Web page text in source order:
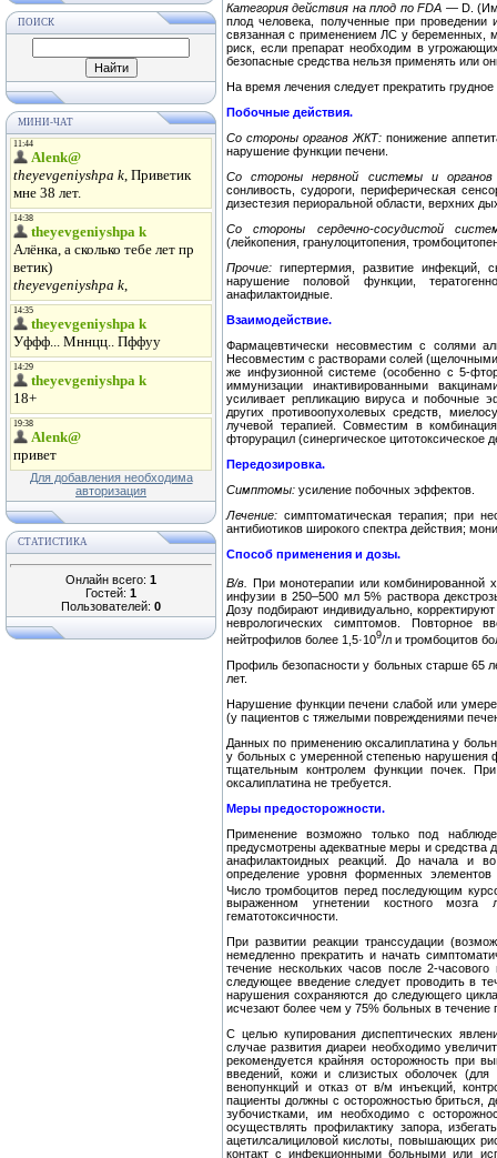
ПОИСК
МИНИ-ЧАТ
Для добавления необходима
авторизация
СТАТИСТИКА
Онлайн всего: 1
Гостей: 1
Пользователей: 0
Категория действия на плод по FDA —D.
плод человека, полученные при проведении
связанная с применением ЛС у беременных,
риск, если препарат необходим в
безопасные средства нельзя применять или
На время лечения следует прекратить
Побочные действия.
Со стороны органов ЖКТ:понижение
нарушение функции печени.
Со стороны нервной системы и органов
сонливость, судороги, периферическая
дизестезия периоральной области, верхних
Со стороны сердечно-сосудистой
(лейкопения, гранулоцитопения,
Прочие: гипертермия, развитие инфекций,
нарушение половой функции,
анафилактоидные.
Взаимодействие.
Фармацевтически несовместим с солями
Несовместим с растворами солей
же инфузионной системе (особенно с 5-
иммунизации инактивированными
усиливает репликацию вируса и побочные
других противоопухолевых средств,
лучевой терапией. Совместим в
фторурацил (синергическое цитотоксическое
Передозировка.
Симптомы: усиление побочных эффектов.
Лечение: симптоматическая терапия; при
антибиотиков широкого спектра действия;
Способ применения и дозы.
В/в.
При монотерапии или комбинированной
инфузии в 250–500 мл 5% раствора
Дозу подбирают индивидуально,
неврологических симптомов. Повторное
нейтрофилов более 1,5·109/л и тромбоцитов
Профиль безопасности у больных старше 65
лет.
Нарушение функции печени слабой или
(у пациентов с тяжелыми повреждениями
Данных по применению оксалиплатина у
у больных с умеренной степенью нарушения
тщательным контролем функции почек.
оксалиплатина не требуется.
Меры предосторожности.
Применение возможно только под
предусмотрены адекватные меры и средства
анафилактоидных реакций. До начала и
определение уровня форменных элементов
Число тромбоцитов перед последующим
выраженном угнетении костного мозга
гематотоксичности.
При развитии реакции транссудации
немедленно прекратить и начать
течение нескольких часов после 2-часового
следующее введение следует проводить в
нарушения сохраняются до следующего
исчезают более чем у 75% больных в
С целью купирования диспептических
случае развития диареи необходимо
рекомендуется крайняя осторожность при
введений, кожи и слизистых оболочек (для
венопункций и отказ от в/м инъекций,
пациенты должны с осторожностью бриться,
зубочистками, им необходимо с
осуществлять профилактику запора,
ацетилсалициловой кислоты, повышающих
контакт с инфекционными больными или